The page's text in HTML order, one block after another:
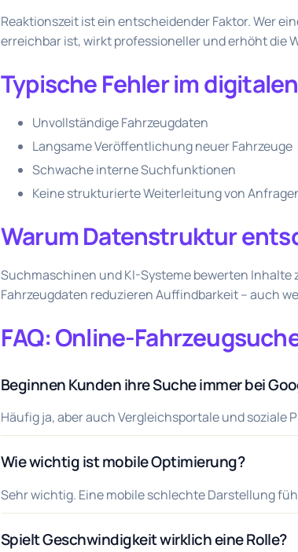
Reaktionszeit ist ein entscheidender Faktor. Wer
erreichbar ist, wirkt professioneller und erhöht die
Typische Fehler im
Unvollständige Fahrzeugdaten
Langsame Veröffentlichung neuer Fahrzeuge
Schwache interne Suchfunktionen
Keine strukturierte Weiterleitung von
Warum Datenstruktur
Suchmaschinen und KI-Systeme bewerten
Fahrzeugdaten reduzieren Auffindbarkeit – auch
FAQ: Online-
Beginnen Kunden ihre Suche immer bei
Häufig ja, aber auch Vergleichsportale und soziale
Wie wichtig ist mobile Optimierung?
Sehr wichtig. Eine mobile schlechte Darstellung
Spielt Geschwindigkeit wirklich eine Rolle?